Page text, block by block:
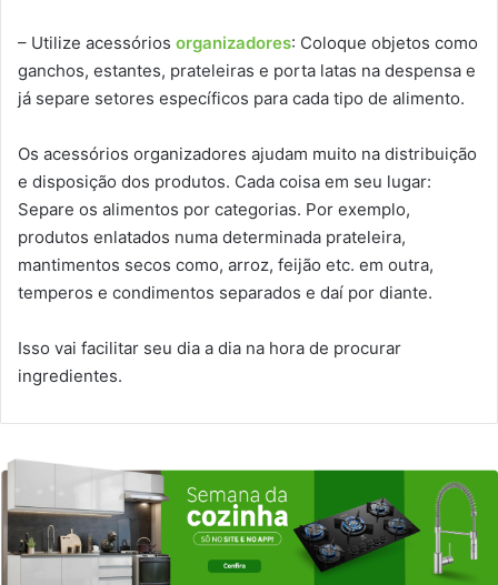
– Utilize acessórios organizadores: Coloque objetos como
ganchos, estantes, prateleiras e porta latas na despensa e
já separe setores específicos para cada tipo de alimento.
Os acessórios organizadores ajudam muito na distribuição
e disposição dos produtos. Cada coisa em seu lugar:
Separe os alimentos por categorias. Por exemplo,
produtos enlatados numa determinada prateleira,
mantimentos secos como, arroz, feijão etc. em outra,
temperos e condimentos separados e daí por diante.
Isso vai facilitar seu dia a dia na hora de procurar
ingredientes.